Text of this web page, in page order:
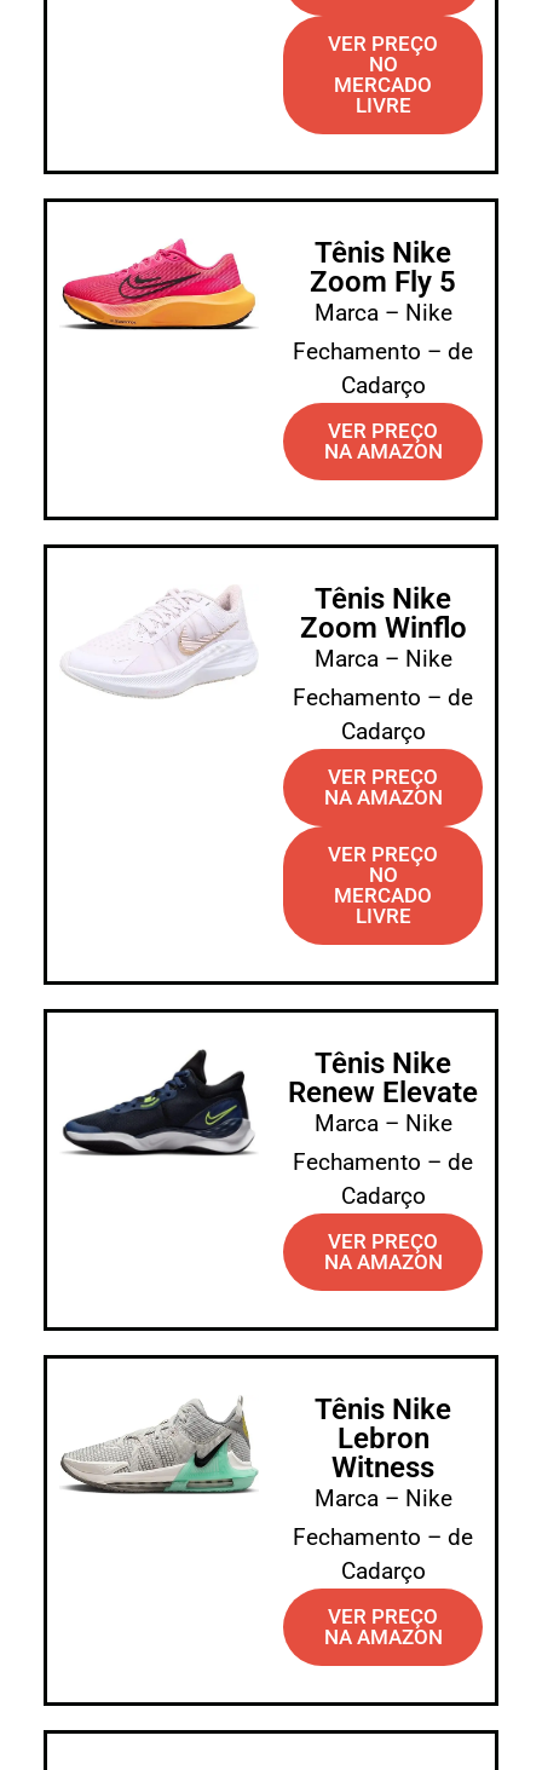
VER PREÇO
NO
MERCADO
LIVRE
Tênis Nike
Zoom Fly 5
Marca – Nike
Fechamento – de
Cadarço
VER PREÇO
NA AMAZON
Tênis Nike
Zoom Winflo
Marca – Nike
Fechamento – de
Cadarço
VER PREÇO
NA AMAZON
VER PREÇO
NO
MERCADO
LIVRE
Tênis Nike
Renew Elevate
Marca – Nike
Fechamento – de
Cadarço
VER PREÇO
NA AMAZON
Tênis Nike
Lebron
Witness
Marca – Nike
Fechamento – de
Cadarço
VER PREÇO
NA AMAZON